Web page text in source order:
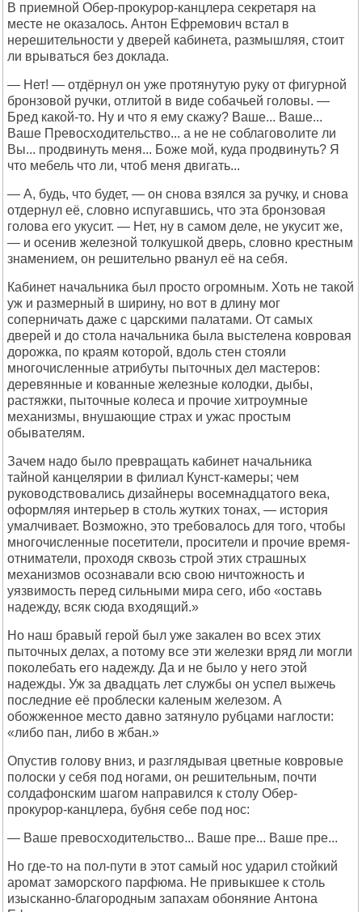
В приемной Обер-прокурор-канцлера секретаря на
месте не оказалось. Антон Ефремович встал в
нерешительности у дверей кабинета, размышляя, стоит
ли врываться без доклада.
— Нет! — отдёрнул он уже протянутую руку от фигурной
бронзовой ручки, отлитой в виде собачьей головы. —
Бред какой-то. Ну и что я ему скажу? Ваше... Ваше...
Ваше Превосходительство... а не не соблаговолите ли
Вы... продвинуть меня... Боже мой, куда продвинуть? Я
что мебель что ли, чтоб меня двигать...
— А, будь, что будет, — он снова взялся за ручку, и снова
отдернул её, словно испугавшись, что эта бронзовая
голова его укусит. — Нет, ну в самом деле, не укусит же,
— и осенив железной толкушкой дверь, словно крестным
знамением, он решительно рванул её на себя.
Кабинет начальника был просто огромным. Хоть не такой
уж и размерный в ширину, но вот в длину мог
соперничать даже с царскими палатами. От самых
дверей и до стола начальника была выстелена ковровая
дорожка, по краям которой, вдоль стен стояли
многочисленные атрибуты пыточных дел мастеров:
деревянные и кованные железные колодки, дыбы,
растяжки, пыточные колеса и прочие хитроумные
механизмы, внушающие страх и ужас простым
обывателям.
Зачем надо было превращать кабинет начальника
тайной канцелярии в филиал Кунст-камеры; чем
руководствовались дизайнеры восемнадцатого века,
оформляя интерьер в столь жутких тонах, — история
умалчивает. Возможно, это требовалось для того, чтобы
многочисленные посетители, просители и прочие время-
отниматели, проходя сквозь строй этих страшных
механизмов осознавали всю свою ничтожность и
уязвимость перед сильными мира сего, ибо «оставь
надежду, всяк сюда входящий.»
Но наш бравый герой был уже закален во всех этих
пыточных делах, а потому все эти железки вряд ли могли
поколебать его надежду. Да и не было у него этой
надежды. Уж за двадцать лет службы он успел выжечь
последние её проблески каленым железом. А
обожженное место давно затянуло рубцами наглости:
«либо пан, либо в жбан.»
Опустив голову вниз, и разглядывая цветные ковровые
полоски у себя под ногами, он решительным, почти
солдафонским шагом направился к столу Обер-
прокурор-канцлера, бубня себе под нос:
— Ваше превосходительство... Ваше пре... Ваше пре...
Но где-то на пол-пути в этот самый нос ударил стойкий
аромат заморского парфюма. Не привыкшее к столь
изысканно-благородным запахам обоняние Антона